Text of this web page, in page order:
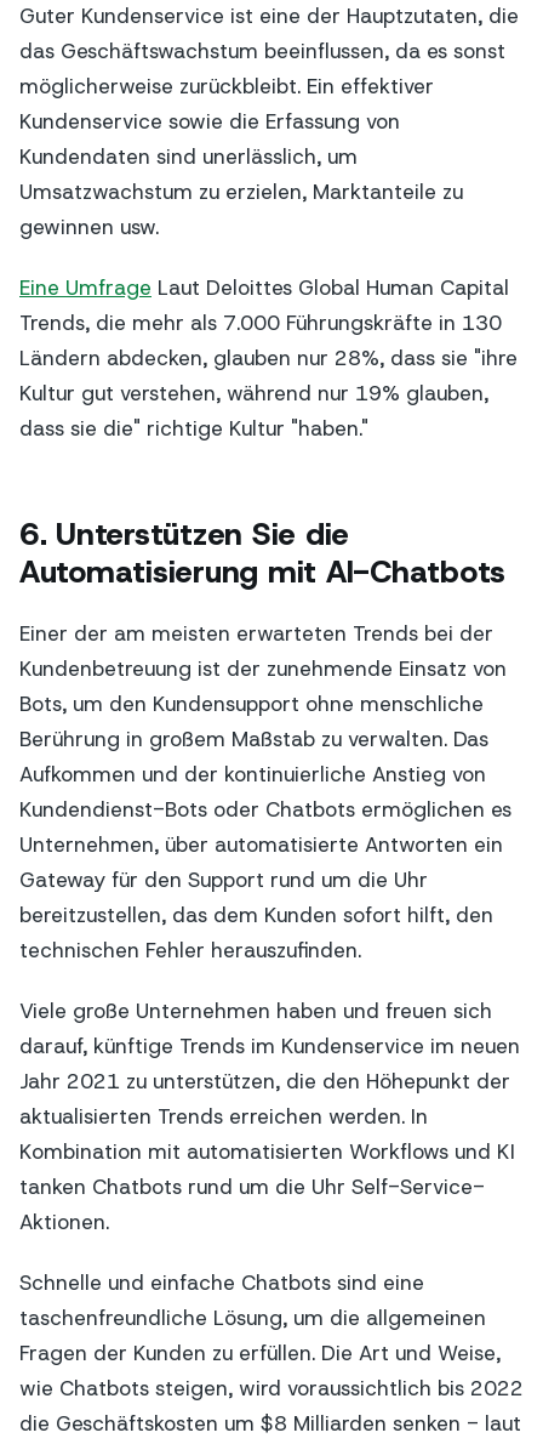
Guter Kundenservice ist eine der Hauptzutaten, die
das Geschäftswachstum beeinflussen, da es sonst
möglicherweise zurückbleibt. Ein effektiver
Kundenservice sowie die Erfassung von
Kundendaten sind unerlässlich, um
Umsatzwachstum zu erzielen, Marktanteile zu
gewinnen usw.
Eine Umfrage Laut Deloittes Global Human Capital
Trends, die mehr als 7.000 Führungskräfte in 130
Ländern abdecken, glauben nur 28%, dass sie "ihre
Kultur gut verstehen, während nur 19% glauben,
dass sie die" richtige Kultur "haben."
6. Unterstützen Sie die
Automatisierung mit AI-Chatbots
Einer der am meisten erwarteten Trends bei der
Kundenbetreuung ist der zunehmende Einsatz von
Bots, um den Kundensupport ohne menschliche
Berührung in großem Maßstab zu verwalten. Das
Aufkommen und der kontinuierliche Anstieg von
Kundendienst-Bots oder Chatbots ermöglichen es
Unternehmen, über automatisierte Antworten ein
Gateway für den Support rund um die Uhr
bereitzustellen, das dem Kunden sofort hilft, den
technischen Fehler herauszufinden.
Viele große Unternehmen haben und freuen sich
darauf, künftige Trends im Kundenservice im neuen
Jahr 2021 zu unterstützen, die den Höhepunkt der
aktualisierten Trends erreichen werden. In
Kombination mit automatisierten Workflows und KI
tanken Chatbots rund um die Uhr Self-Service-
Aktionen.
Schnelle und einfache Chatbots sind eine
taschenfreundliche Lösung, um die allgemeinen
Fragen der Kunden zu erfüllen. Die Art und Weise,
wie Chatbots steigen, wird voraussichtlich bis 2022
die Geschäftskosten um $8 Milliarden senken - laut